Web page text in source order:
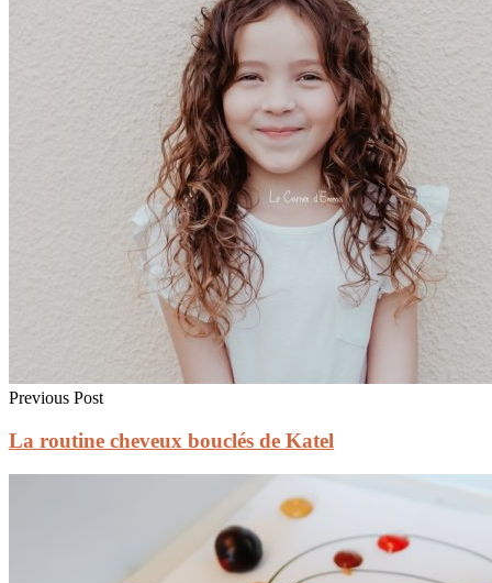
Previous Post
La routine cheveux bouclés de Katel